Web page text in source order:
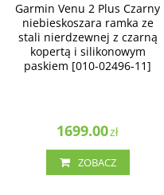
Garmin Venu 2 Plus Czarny
niebieskoszara ramka ze
stali nierdzewnej z czarną
kopertą i silikonowym
paskiem [010-02496-11]
1699.00zł
ZOBACZ